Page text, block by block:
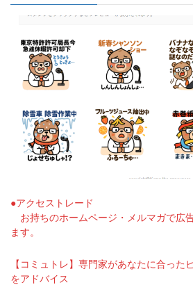
●アクセストレード
お持ちのホームページ・メルマガで広
ます。
【コミュトレ】専門家があなたに合った
をアドバイス